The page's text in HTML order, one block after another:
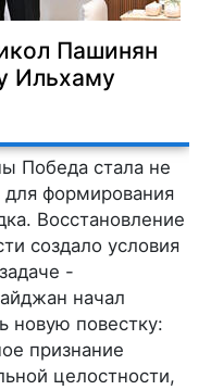
Пашинян
Ильхаму
Победа стала не
для формирования
Восстановление
создало условия
-
начал
новую повестку:
признание
целостности,